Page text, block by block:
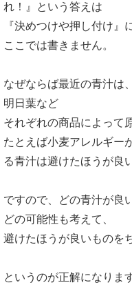
れ！』という答えは
『決めつけや押し付け』
ここでは書きません。
なぜならば最近の青汁は
明日葉など
それぞれの商品によって
たとえば小麦アレルギー
る青汁は避けたほうが良
ですので、どの青汁が良
どの可能性も考えて、
避けたほうが良いものを
というのが正解になりま